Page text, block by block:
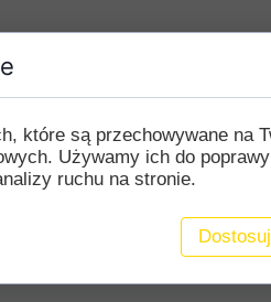
które są przechowywane na
Używamy ich do
ruchu na stronie.
Dostosuj